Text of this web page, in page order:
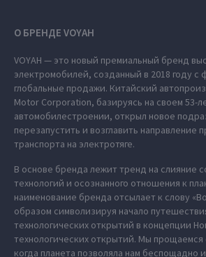
О БРЕНДЕ VOYAH
VOYAH — это новый премиальный бренд
электромобилей, созданный в 2018 году с
глобальные продажи. Китайский
Motor Corporation, базируясь на своем 53-
автомобилестроении, открыл новое
перезапустить и возглавить направление
транспорта на электротяге.
В основе бренда лежит тренд на слияние
технологий и осознанного отношения к
наименование бренда отсылает к слову
образом символизируя начало
технологических открытий в концепции
технологических открытий. Мы
когда планета позволяла нам беспощадно